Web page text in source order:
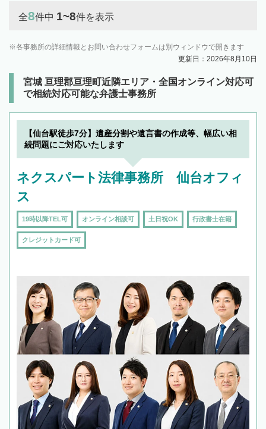
全8件中 1~8件を表示
各事務所の詳細情報とお問い合わせフォームは別ウィンドウで開きます
更新日：2026年8月10日
宮城 亘理郡亘理町近隣エリア・全国オンライン対応可
で相続対応可能な弁護士事務所
【仙台駅徒歩7分】遺産分割や遺言書の作成等、幅広い相
続問題にご対応いたします
ネクスパート法律事務所 仙台オフィ
ス
19時以降TEL可 オンライン相談可 土日祝OK 行政書士在籍
クレジットカード可